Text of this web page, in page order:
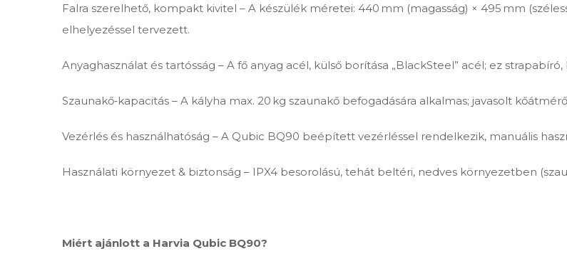
Falra szerelhető, kompakt kivitel – A készülék méretei: 440 mm (magasság) × 495 mm
elhelyezéssel tervezett.
Anyaghasználat és tartósság – A fő anyag acél, külső borítása „BlackSteel” acél; ez
Szaunakő‑kapacitás – A kályha max. 20 kg szaunakő befogadására alkalmas; javasolt
Vezérlés és használhatóság – A Qubic BQ90 beépített vezérléssel rendelkezik, manuális
Használati környezet & biztonság – IPX4 besorolású, tehát beltéri, nedves környezetben
Miért ajánlott a Harvia Qubic BQ90?